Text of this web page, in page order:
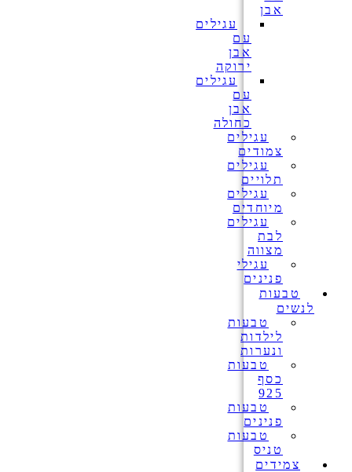
אבן
עגילים
עם
אבן
ירוקה
עגילים
עם
אבן
כחולה
עגילים
צמודים
עגילים
תלויים
עגילים
מיוחדים
עגילים
לבת
מצווה
עגילי
פנינים
טבעות
לנשים
טבעות
לילדות
ונערות
טבעות
כסף
925
טבעות
פנינים
טבעות
טניס
צמידים